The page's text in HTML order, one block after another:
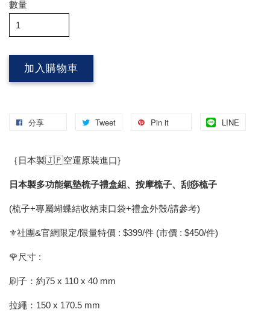
數量
加入購物車
分享 Tweet Pin it LINE
｛日本製🇯🇵空運原裝進口}
日本製多功能氣墊梳子禮盒組、按摩梳子、刮痧梳子
(梳子+專屬蝴蝶結收納束口袋+禮盒外殼/請參考)
⚜️社團&官網限定/限量特價 : $399/件 (市價 : $450/件)
🌹尺寸 :
刷子：約75 x 110 x 40 mm
拉繩：150 x 170.5 mm